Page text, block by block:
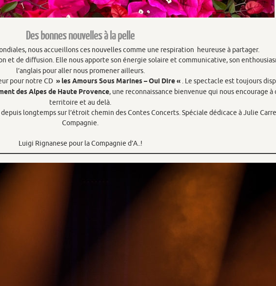
Des bonnes nouvelles à la pelle
nous accueillons ces nouvelles comme une respiration heureuse à partager.
et de diffusion. Elle nous apporte son énergie solaire et communicative, son
l’anglais pour aller nous promener ailleurs.
pour notre CD » les Amours Sous Marines – Oui Dire « . Le spectacle est toujours
des Alpes de Haute Provence, une reconnaissance bienvenue qui nous encourage
territoire et au delà.
longtemps sur l’étroit chemin des Contes Concerts. Spéciale dédicace à Julie
Compagnie.
Luigi Rignanese pour la Compagnie d’A..!